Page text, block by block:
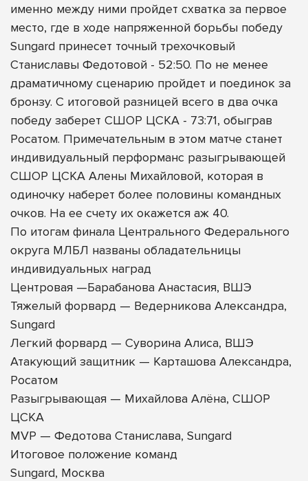
именно между ними пройдет схватка за первое
место, где в ходе напряженной борьбы победу
Sungard принесет точный трехочковый
Станиславы Федотовой - 52:50. По не менее
драматичному сценарию пройдет и поединок за
бронзу. С итоговой разницей всего в два очка
победу заберет СШОР ЦСКА - 73:71, обыграв
Росатом. Примечательным в этом матче станет
индивидуальный перформанс разыгрывающей
СШОР ЦСКА Алены Михайловой, которая в
одиночку наберет более половины командных
очков. На ее счету их окажется аж 40.
По итогам финала Центрального Федерального
округа МЛБЛ названы обладательницы
индивидуальных наград
Центровая —Барабанова Анастасия, ВШЭ
Тяжелый форвард — Ведерникова Александра,
Sungard
Легкий форвард — Суворина Алиса, ВШЭ
Атакующий защитник — Карташова Александра,
Росатом
Разыгрывающая — Михайлова Алёна, СШОР
ЦСКА
MVP — Федотова Станислава, Sungard
Итоговое положение команд
Sungard, Москва